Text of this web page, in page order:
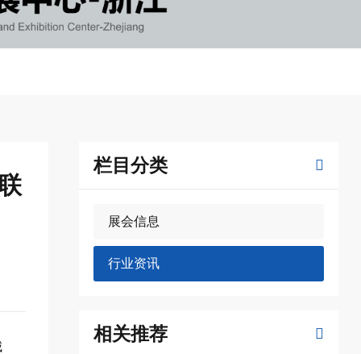
栏目分类
展会信息
行业资讯
相关推荐